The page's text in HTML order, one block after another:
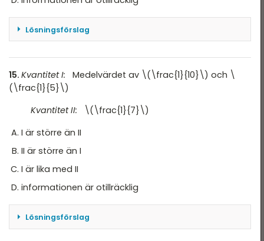
Lösningsförslag
\cdot 2=18+13=31$$ $$J-U=1 >0$$ Svar: A
15. Kvantitet I: Medelvärdet av \(\frac{1}{10}\) och \
(\frac{1}{5}\)
Kvantitet II:
\(\frac{1}{7}\)
I är större än II
II är större än I
I är lika med II
informationen är otillräcklig
Lösningsförslag